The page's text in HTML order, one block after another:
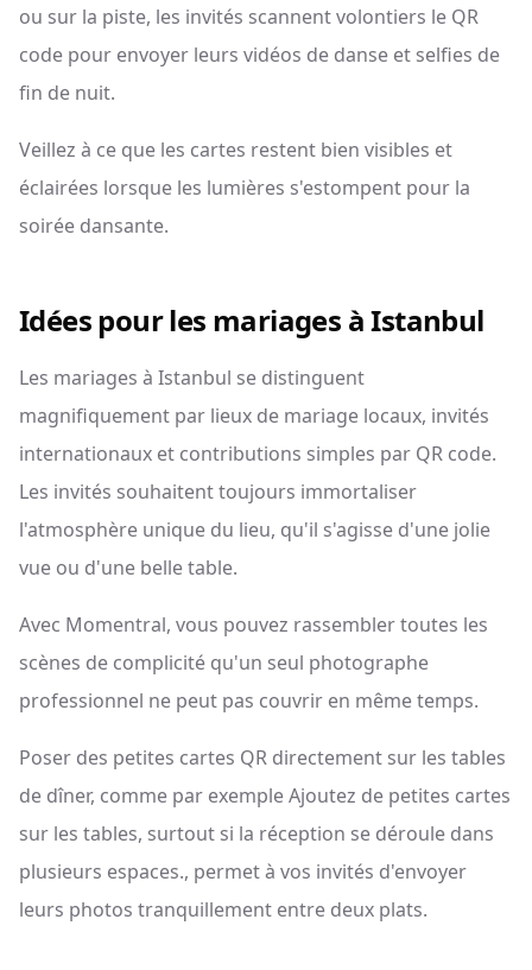
ou sur la piste, les invités scannent volontiers le QR
code pour envoyer leurs vidéos de danse et selfies de
fin de nuit.
Veillez à ce que les cartes restent bien visibles et
éclairées lorsque les lumières s'estompent pour la
soirée dansante.
Idées pour les mariages à Istanbul
Les mariages à Istanbul se distinguent
magnifiquement par lieux de mariage locaux, invités
internationaux et contributions simples par QR code.
Les invités souhaitent toujours immortaliser
l'atmosphère unique du lieu, qu'il s'agisse d'une jolie
vue ou d'une belle table.
Avec Momentral, vous pouvez rassembler toutes les
scènes de complicité qu'un seul photographe
professionnel ne peut pas couvrir en même temps.
Poser des petites cartes QR directement sur les tables
de dîner, comme par exemple Ajoutez de petites cartes
sur les tables, surtout si la réception se déroule dans
plusieurs espaces., permet à vos invités d'envoyer
leurs photos tranquillement entre deux plats.